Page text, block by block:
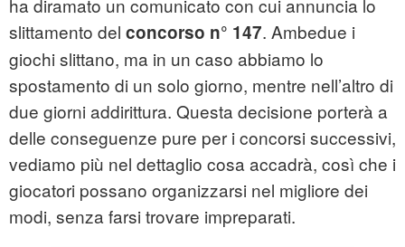
ha diramato un comunicato con cui annuncia lo
slittamento del concorso n° 147. Ambedue i
giochi slittano, ma in un caso abbiamo lo
spostamento di un solo giorno, mentre nell’altro di
due giorni addirittura. Questa decisione porterà a
delle conseguenze pure per i concorsi successivi,
vediamo più nel dettaglio cosa accadrà, così che i
giocatori possano organizzarsi nel migliore dei
modi, senza farsi trovare impreparati.